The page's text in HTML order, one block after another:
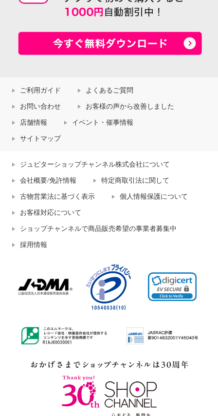
ご利用ガイド よくあるご質問
お問い合わせ お客様の声から改善しました
店舗情報 イベント・催事情報
サイトマップ
ジュピターショップチャンネル株式会社について
会社概要/免許情報 特定商取引法に関して
古物営業法に基づく表示 個人情報保護について
お客様対応について
ショップチャンネルで商品販売希望の事業者募集中
採用情報